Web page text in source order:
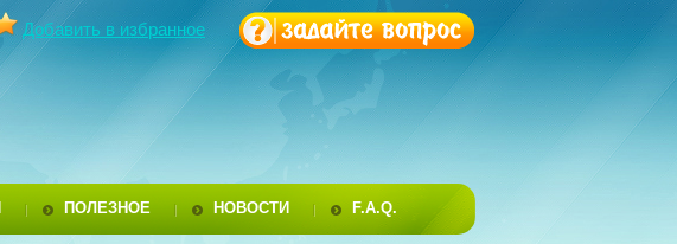
Добавить в избранное
ПОЛЕЗНОЕ НОВОСТИ F.A.Q.